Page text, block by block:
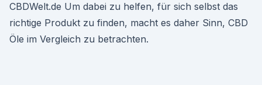
CBDWelt.de Um dabei zu helfen, für sich selbst das
richtige Produkt zu finden, macht es daher Sinn, CBD
Öle im Vergleich zu betrachten.